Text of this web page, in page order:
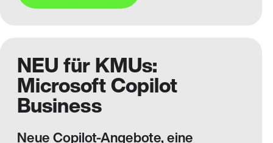
NEU für KMUs:
Microsoft Copilot
Business
Neue Copilot‑Angebote, eine